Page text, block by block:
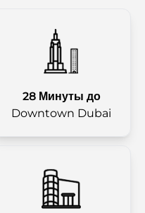
28 Минуты до
Downtown Dubai